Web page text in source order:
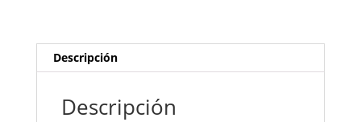
Descripción
Descripción